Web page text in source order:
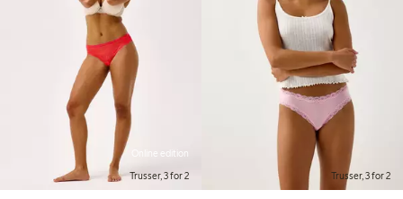
Online edition
Trusser, 3 for 2
Trusser, 3 for 2